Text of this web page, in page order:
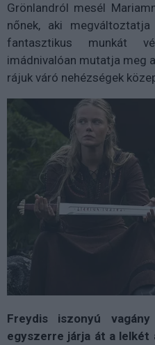
Grönlandról mesél
nőnek, aki
fantasztikus munkát
imádnivalóan mutatja meg
rájuk váró nehézségek
Freydis iszonyú
egyszerre járja át a